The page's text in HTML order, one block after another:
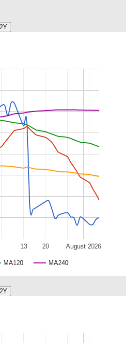
MA120 MA240
August 2026
13 20